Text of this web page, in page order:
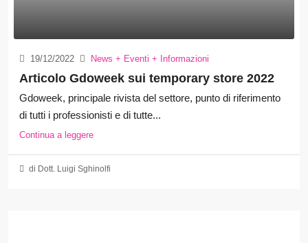
19/12/2022 News + Eventi + Informazioni
Articolo Gdoweek sui temporary store 2022
Gdoweek, principale rivista del settore, punto di riferimento
di tutti i professionisti e di tutte...
Continua a leggere
di Dott. Luigi Sghinolfi